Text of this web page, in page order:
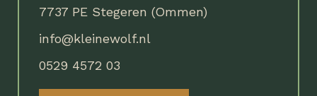
7737 PE Stegeren (Ommen)
info@kleinewolf.nl
0529 4572 03